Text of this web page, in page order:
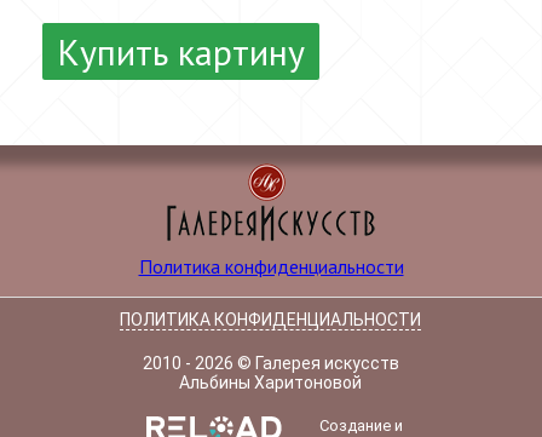
Купить картину
Политика конфиденциальности
ПОЛИТИКА КОНФИДЕНЦИАЛЬНОСТИ
2010 - 2026 © Галерея искусств
Альбины Харитоновой
Создание и